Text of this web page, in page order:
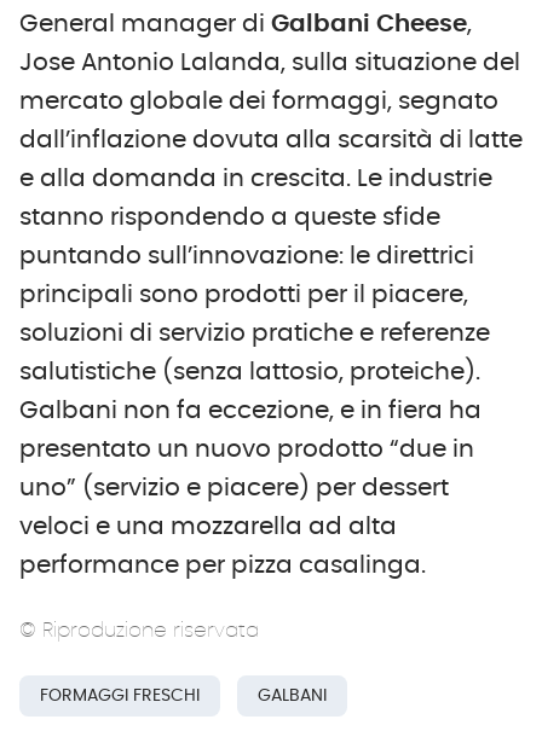
General manager di Galbani Cheese,
Jose Antonio Lalanda, sulla situazione del
mercato globale dei formaggi, segnato
dall’inflazione dovuta alla scarsità di latte
e alla domanda in crescita. Le industrie
stanno rispondendo a queste sfide
puntando sull’innovazione: le direttrici
principali sono prodotti per il piacere,
soluzioni di servizio pratiche e referenze
salutistiche (senza lattosio, proteiche).
Galbani non fa eccezione, e in fiera ha
presentato un nuovo prodotto “due in
uno” (servizio e piacere) per dessert
veloci e una mozzarella ad alta
performance per pizza casalinga.
© Riproduzione riservata
FORMAGGI FRESCHI GALBANI